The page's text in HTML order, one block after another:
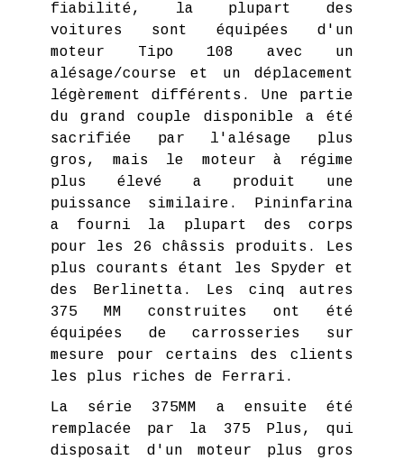
fiabilité, la plupart des
voitures sont équipées d'un
moteur Tipo 108 avec un
alésage/course et un déplacement
légèrement différents. Une partie
du grand couple disponible a été
sacrifiée par l'alésage plus
gros, mais le moteur à régime
plus élevé a produit une
puissance similaire. Pininfarina
a fourni la plupart des corps
pour les 26 châssis produits. Les
plus courants étant les Spyder et
des Berlinetta. Les cinq autres
375 MM construites ont été
équipées de carrosseries sur
mesure pour certains des clients
les plus riches de Ferrari.
La série 375MM a ensuite été
remplacée par la 375 Plus, qui
disposait d'un moteur plus gros